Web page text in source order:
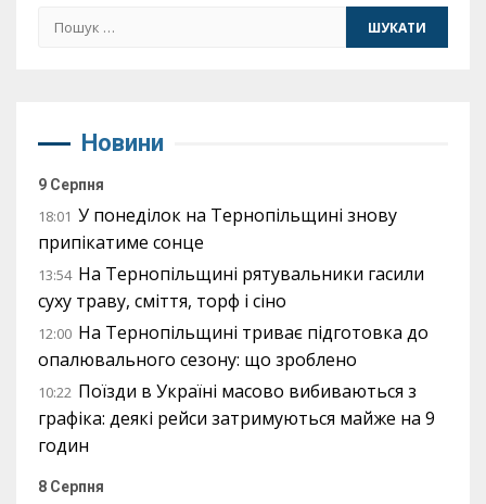
Пошук:
Новини
9 Серпня
18:01 У понеділок на Тернопільщині знову
припікатиме сонце
13:54 На Тернопільщині рятувальники гасили
суху траву, сміття, торф і сіно
12:00 На Тернопільщині триває підготовка до
опалювального сезону: що зроблено
10:22 Поїзди в Україні масово вибиваються з
графіка: деякі рейси затримуються майже на 9
годин
8 Серпня